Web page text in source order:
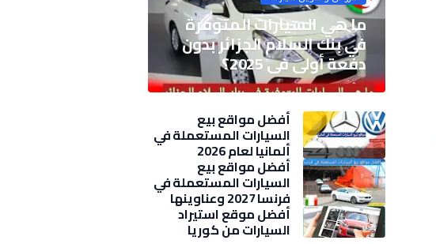
ما هي السيارات المتوفرة
في بنك السلام الجزائر بدون
دفعة أولى في 2025؟
أفضل مواقع بيع
السيارات المستعملة في
ألمانيا لعام 2026
أفضل مواقع بيع
السيارات المستعملة في
فرنسا 2027 وعناوينها
وأسعار
أفضل موقع استيراد
السيارات من كوريا